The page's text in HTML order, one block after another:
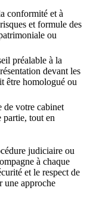
conformité et à
et formule des
ou
préalable à la
devant les
être homologué ou
de votre cabinet
partie, tout en
judiciaire ou
à chaque
et le respect de
une approche